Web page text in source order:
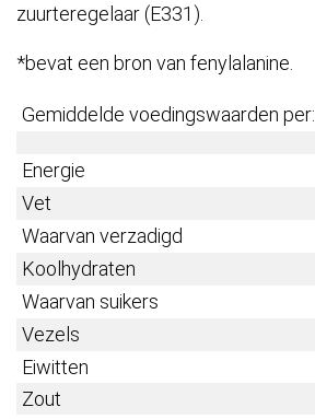
zuurteregelaar (E331).
*bevat een bron van fenylalanine.
Gemiddelde voedingswaarden per:
Energie
Vet
Waarvan verzadigd
Koolhydraten
Waarvan suikers
Vezels
Eiwitten
Zout